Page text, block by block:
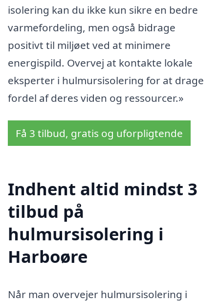
isolering kan du ikke kun sikre en bedre
varmefordeling, men også bidrage
positivt til miljøet ved at minimere
energispild. Overvej at kontakte lokale
eksperter i hulmursisolering for at drage
fordel af deres viden og ressourcer.»
Få 3 tilbud, gratis og uforpligtende
Indhent altid mindst 3
tilbud på
hulmursisolering i
Harboøre
Når man overvejer hulmursisolering i